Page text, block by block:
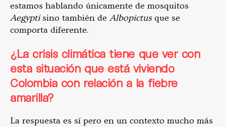
estamos hablando únicamente de mosquitos
Aegyptisino también de Albopictus que se
comporta diferente.
¿La crisis climática tiene que ver con
esta situación que está viviendo
Colombia con relación a la fiebre
amarilla?
La respuesta es sí pero en un contexto mucho más